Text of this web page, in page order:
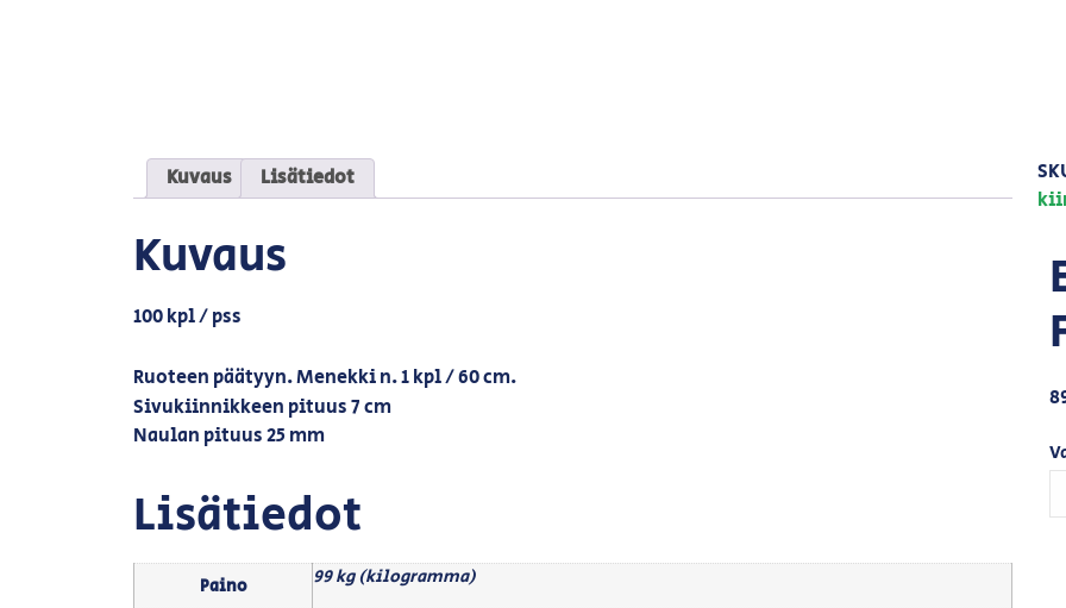
Kuvaus Lisätiedot
Kuvaus
100 kpl / pss
Ruoteen päätyyn. Menekki n. 1 kpl / 60 cm.
Sivukiinnikkeen pituus 7 cm
Naulan pituus 25 mm
Lisätiedot
Paino 99 kg (kilogramma)